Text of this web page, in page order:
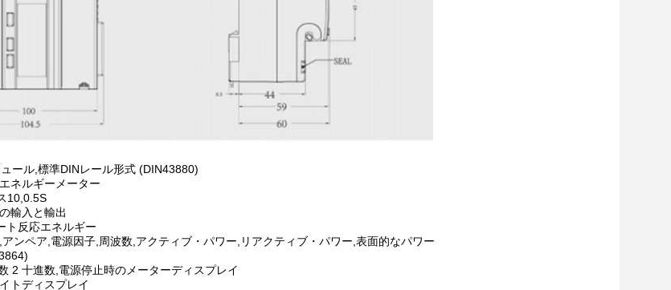
ール,標準DINレール形式 (DIN43880)
ネルギーメーター
10,0.5S
輸入と輸出
ト反応エネルギー
ンペア,電源因子,周波数,アクティブ・パワー,リアクティブ・パワー,表面的なパワー
2 十進数,電源停止時のメーターディスプレイ
トディスプレイ